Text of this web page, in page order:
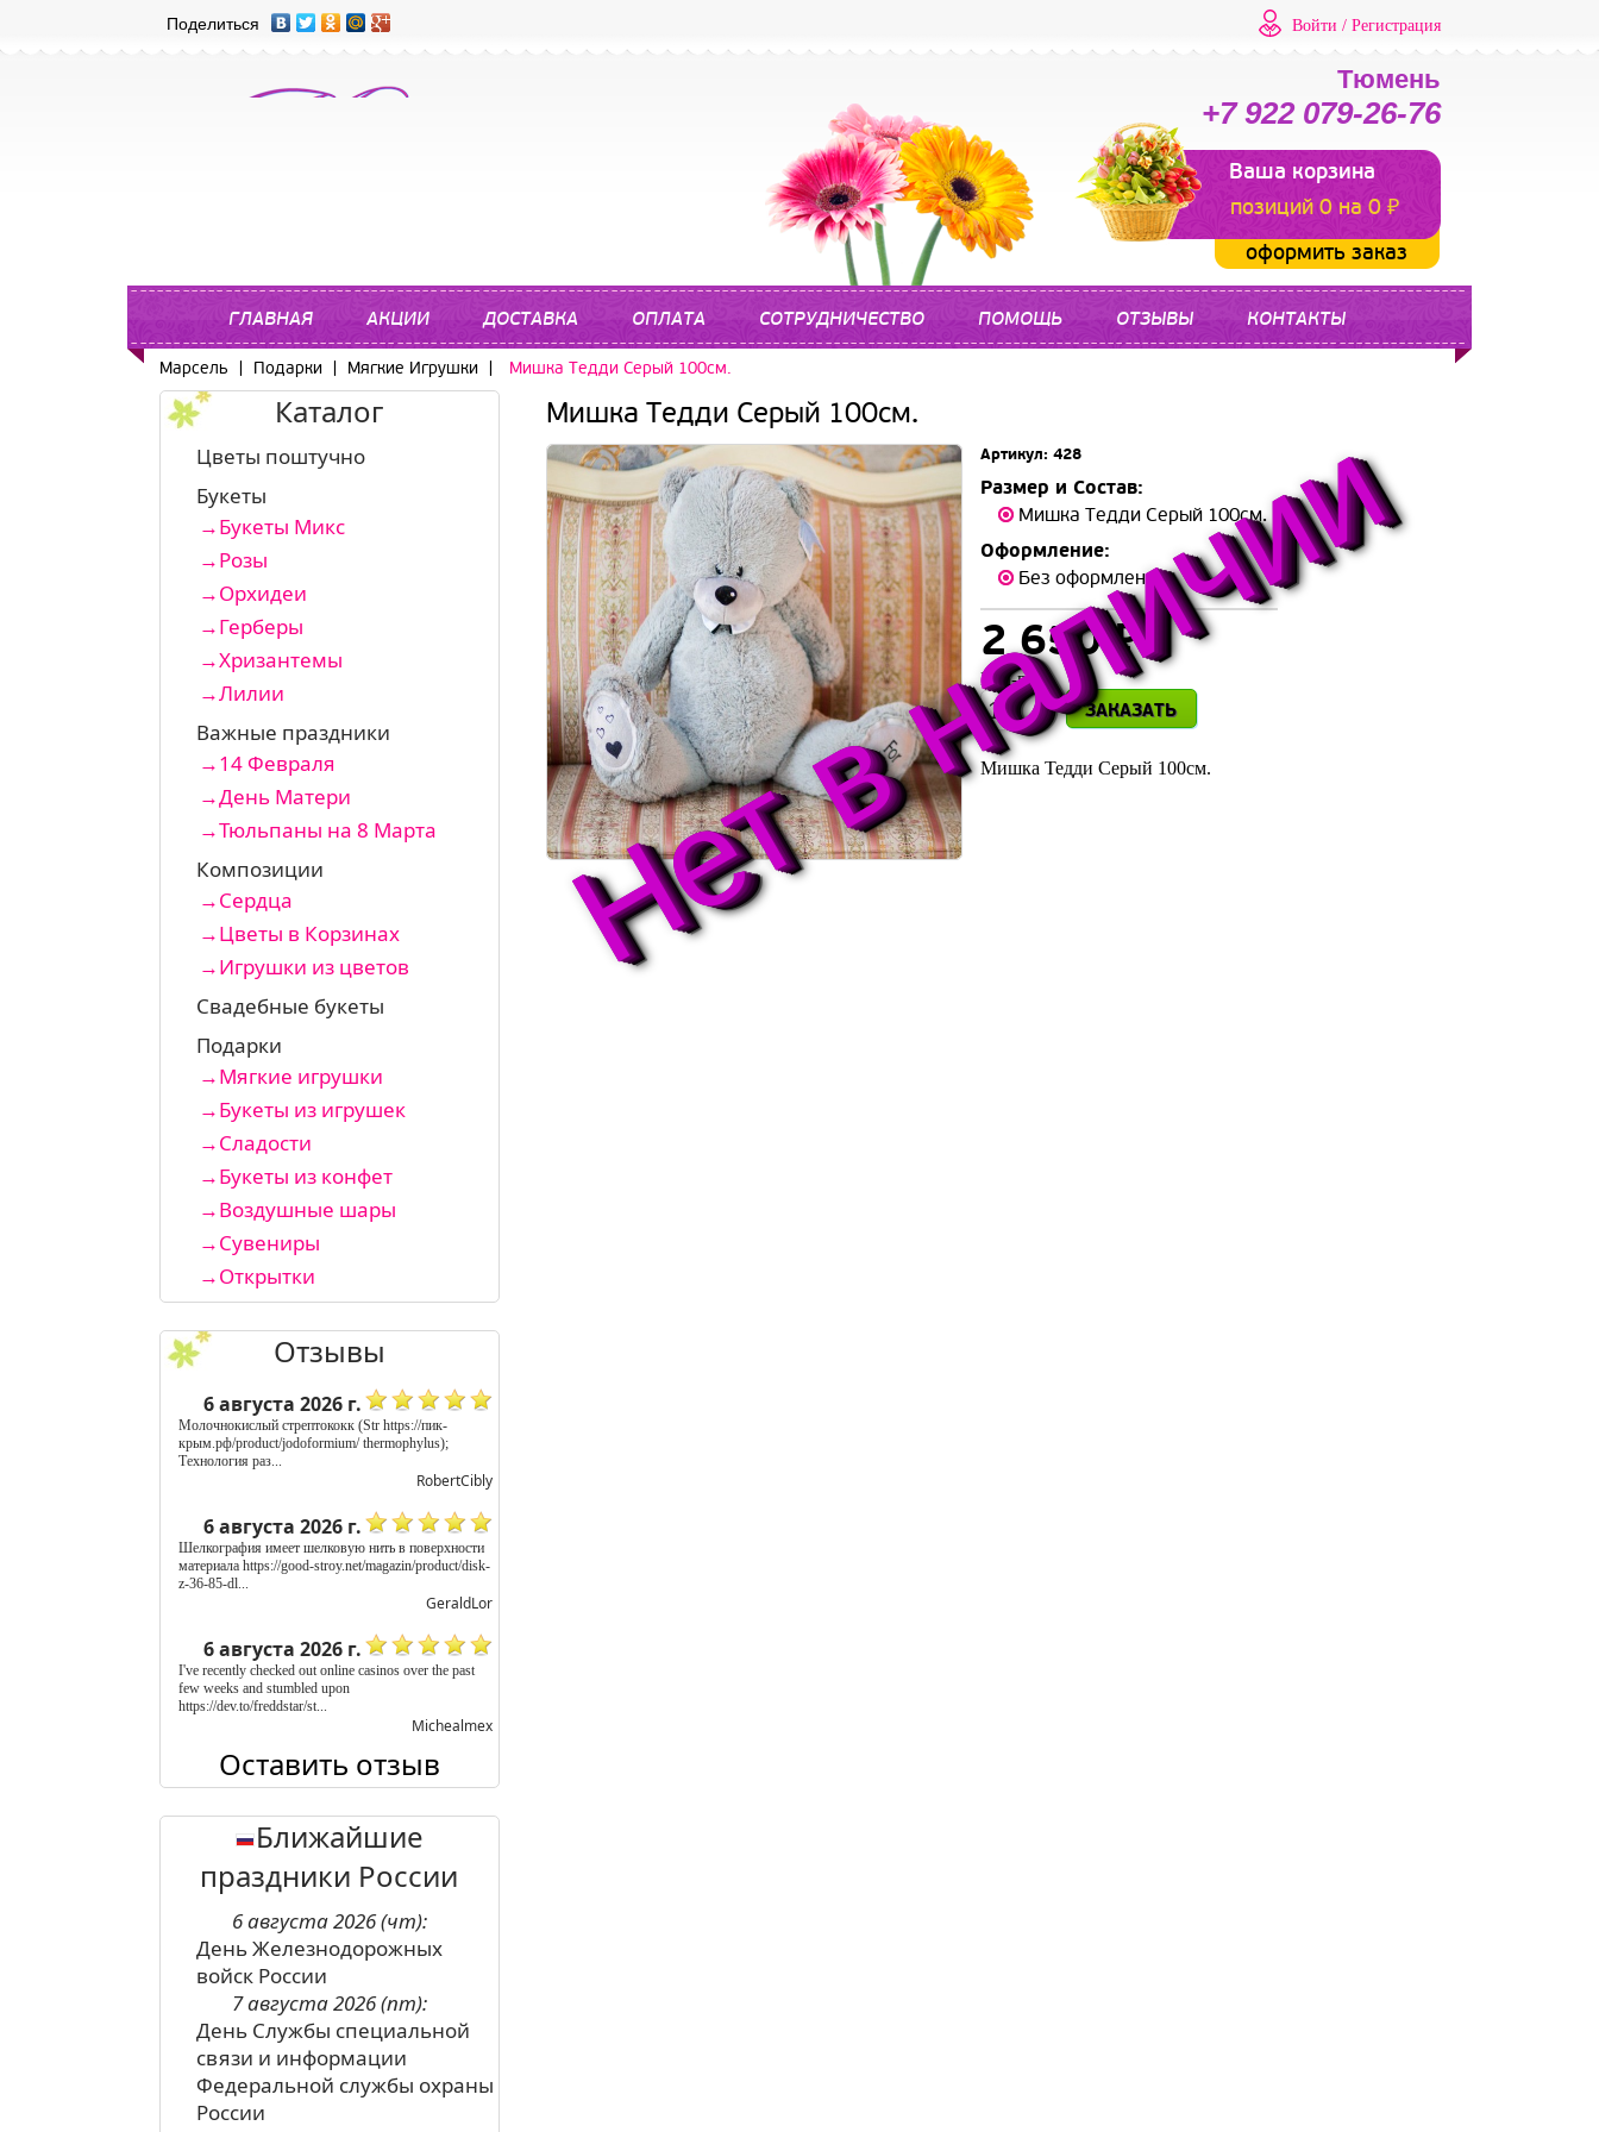
Поделиться Войти / Регистрация
Тюмень
+7 922 079-26-76
Ваша корзина
позиций 0 на 0 ₽
оформить заказ
ГЛАВНАЯ АКЦИИ ДОСТАВКА ОПЛАТА СОТРУДНИЧЕСТВО ПОМОЩЬ ОТЗЫВЫ КОНТАКТЫ
Марсель | Подарки | Мягкие Игрушки | Мишка Тедди Серый 100см.
Каталог
Цветы поштучно
Букеты
Букеты Микс
Розы
Орхидеи
Герберы
Хризантемы
Лилии
Важные праздники
14 Февраля
День Матери
Тюльпаны на 8 Марта
Композиции
Сердца
Цветы в Корзинах
Игрушки из цветов
Свадебные букеты
Подарки
Мягкие игрушки
Букеты из игрушек
Сладости
Букеты из конфет
Воздушные шары
Сувениры
Открытки
Отзывы
6 августа 2026 г.
Молочнокислый стрептококк (Str https://пик-
крым.рф/product/jodoformium/ thermophylus);
Технология раз...
RobertCibly
6 августа 2026 г.
Шелкография имеет шелковую нить в поверхности
материала https://good-stroy.net/magazin/product/disk-
z-36-85-dl...
GeraldLor
6 августа 2026 г.
I've recently checked out online casinos over the past
few weeks and stumbled upon
https://dev.to/freddstar/st...
Michealmex
Оставить отзыв
Ближайшие
праздники России
6 августа 2026 (чт):
День Железнодорожных
войск России
7 августа 2026 (пт):
День Службы специальной
связи и информации
Федеральной службы охраны
России
Мишка Тедди Серый 100см.
Нет в наличии
Артикул: 428
Размер и Состав:
Мишка Тедди Серый 100см.
Оформление:
Без оформления
2 650 ₽
Кол-во
ЗАКАЗАТЬ
Мишка Тедди Серый 100см.